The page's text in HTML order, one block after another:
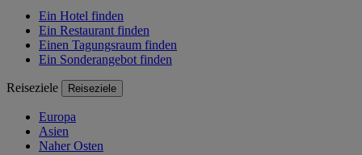
Ein Hotel finden
Ein Restaurant finden
Einen Tagungsraum finden
Ein Sonderangebot finden
Reiseziele Reiseziele
Europa
Asien
Naher Osten